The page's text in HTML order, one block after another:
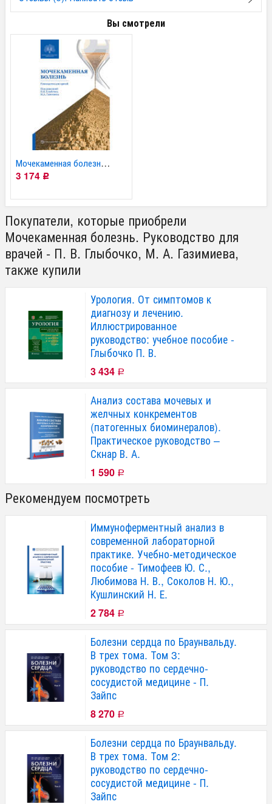
Вы смотрели
Мочекаменная болезнь....
3 174 Р
Покупатели, которые приобрели
Мочекаменная болезнь. Руководство для
врачей - П. В. Глыбочко, М. А. Газимиева,
также купили
Урология. От симптомов к
диагнозу и лечению.
Иллюстрированное
руководство: учебное пособие -
Глыбочко П. В.
3 434 Р
Анализ состава мочевых и
желчных конкрементов
(патогенных биоминералов).
Практическое руководство –
Скнар В. А.
1 590 Р
Рекомендуем посмотреть
Иммуноферментный анализ в
современной лабораторной
практике. Учебно-методическое
пособие - Тимофеев Ю. С.,
Любимова Н. В., Соколов Н. Ю.,
Кушлинский Н. Е.
2 784 Р
Болезни сердца по Браунвальду.
В трех тома. Том 3:
руководство по сердечно-
сосудистой медицине - П.
Зайпс
8 270 Р
Болезни сердца по Браунвальду.
В трех тома. Том 2:
руководство по сердечно-
сосудистой медицине - П.
Зайпс